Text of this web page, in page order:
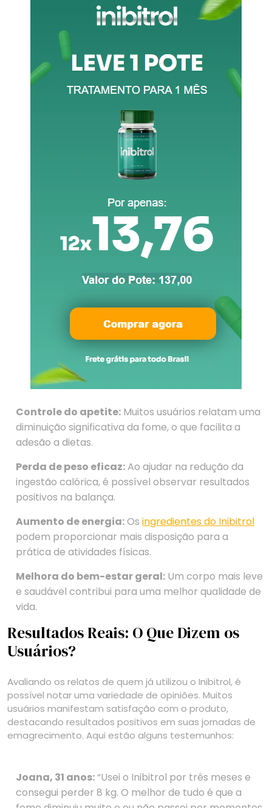
Controle do apetite: Muitos usuários relatam uma
diminuição significativa da fome, o que facilita a
adesão a dietas.
Perda de peso eficaz:Ao ajudar na redução da
ingestão calórica, é possível observar resultados
positivos na balança.
Aumento de energia:Os ingredientes do Inibitrol
podem proporcionar mais disposição para a
prática de atividades físicas.
Melhora do bem-estar geral: Um corpo mais leve
e saudável contribui para uma melhor qualidade de
vida.
Resultados Reais: O Que Dizem os
Usuários?
Avaliando os relatos de quem já utilizou o Inibitrol, é
possível notar uma variedade de opiniões. Muitos
usuários manifestam satisfação com o produto,
destacando resultados positivos em suas jornadas de
emagrecimento. Aqui estão alguns testemunhos:
Joana, 31 anos:“Usei o Inibitrol por três meses e
consegui perder 8 kg. O melhor de tudo é que a